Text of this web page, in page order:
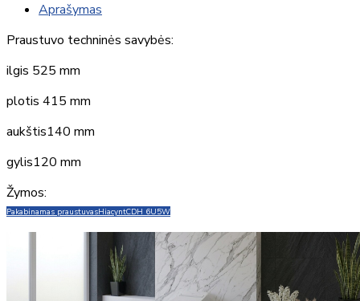
Aprašymas
Praustuvo techninės savybės:
ilgis 525 mm
plotis 415 mm
aukštis140 mm
gylis120 mm
Žymos:
Pakabinamas praustuvasHiacyntCDH 6U5W